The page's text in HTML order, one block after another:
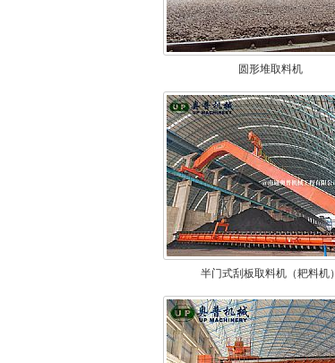
圆形堆取料机
半门式刮板取料机（耙料机）